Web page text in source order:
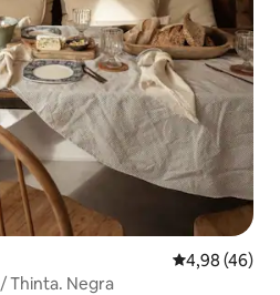
Prosječna
4,98 (46)
Održivo ruralno utočište / Thinta. Negra